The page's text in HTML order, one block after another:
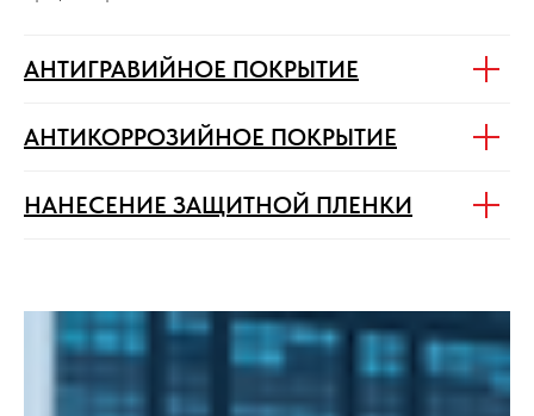
АНТИГРАВИЙНОЕ ПОКРЫТИЕ
АНТИКОРРОЗИЙНОЕ ПОКРЫТИЕ
НАНЕСЕНИЕ ЗАЩИТНОЙ ПЛЕНКИ